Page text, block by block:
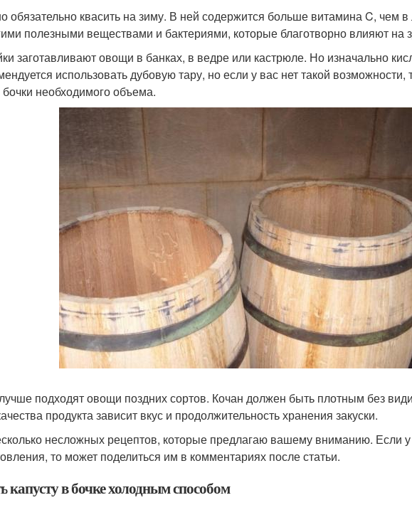
обязательно квасить на зиму. В ней содержится больше витамина C, чем
полезными веществами и бактериями, которые благотворно влияют на
заготавливают овощи в банках, в ведре или кастрюле. Но изначально
использовать дубовую тару, но если у вас нет такой возможности,
необходимого объема.
подходят овощи поздних сортов. Кочан должен быть плотным без
продукта зависит вкус и продолжительность хранения закуски.
несложных рецептов, которые предлагаю вашему вниманию. Если у
то может поделиться им в комментариях после статьи.
капусту в бочке холодным способом